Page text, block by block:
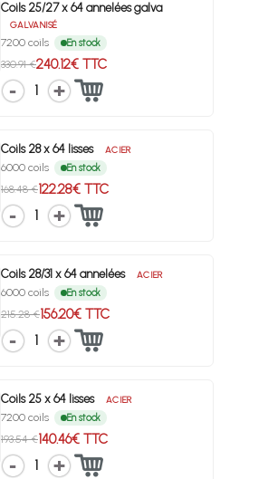
Coils 25/27 x 64 annelées galva
GALVANISÉ
7200 coils En stock
330.91 €240.12€ TTC
1
Coils 28 x 64 lisses ACIER
6000 coils En stock
168.48 €122.28€ TTC
1
Coils 28/31 x 64 annelées ACIER
6000 coils En stock
215.28 €156.20€ TTC
1
Coils 25 x 64 lisses ACIER
7200 coils En stock
193.54 €140.46€ TTC
1